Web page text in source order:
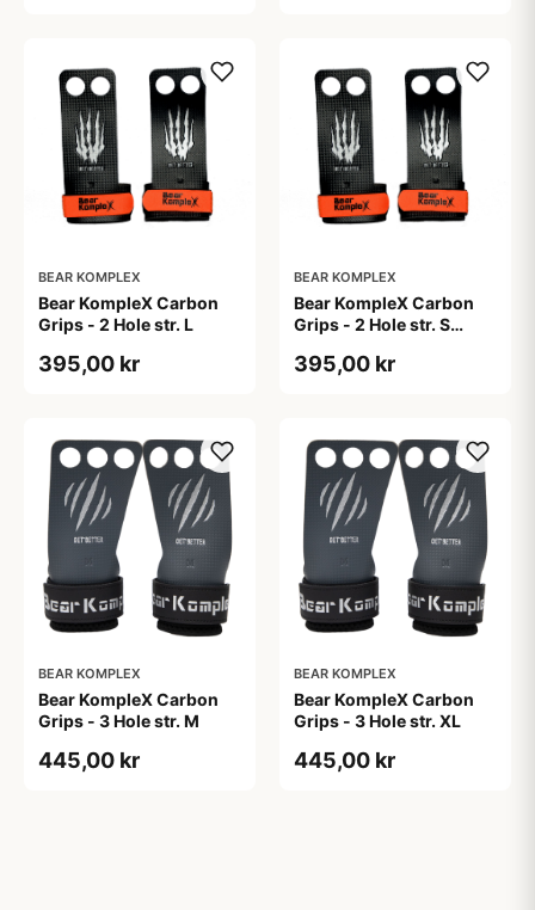
BEAR KOMPLEX
Bear KompleX Carbon
Grips - 2 Hole str. L
395,00 kr
BEAR KOMPLEX
Bear KompleX Carbon
Grips - 2 Hole str. S
sort
395,00 kr
BEAR KOMPLEX
Bear KompleX Carbon
Grips - 3 Hole str. M
445,00 kr
BEAR KOMPLEX
Bear KompleX Carbon
Grips - 3 Hole str. XL
445,00 kr